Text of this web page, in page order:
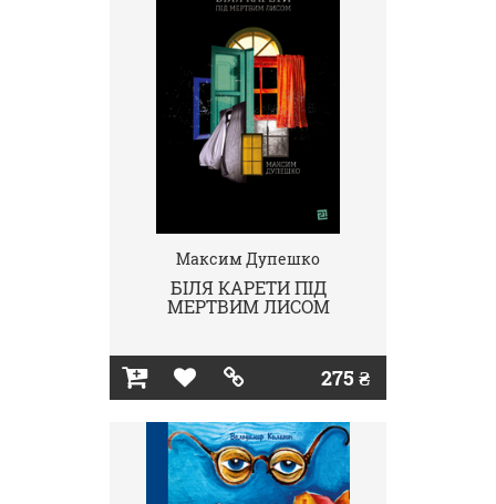
Максим Дупешко
БІЛЯ КАРЕТИ ПІД
МЕРТВИМ ЛИСОМ
275 ₴